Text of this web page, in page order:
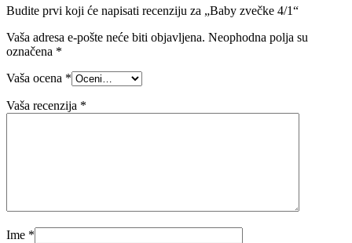
Budite prvi koji će napisati recenziju za „Baby zvečke 4/1“
Vaša adresa e-pošte neće biti objavljena. Neophodna polja su
označena *
Vaša ocena *
Vaša recenzija *
Ime *